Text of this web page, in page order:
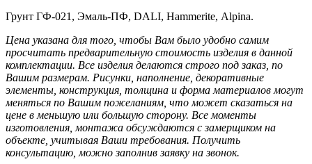
Грунт ГФ-021, Эмаль-ПФ, DALI, Hammerite, Alpina.
Цена указана для того, чтобы Вам было удобно самим
просчитать предварительную стоимость изделия в данной
комплектации. Все изделия делаются строго под заказ, по
Вашим размерам. Рисунки, наполнение, декоративные
элементы, конструкция, толщина и форма материалов могут
меняться по Вашим пожеланиям, что может сказаться на
цене в меньшую или большую сторону. Все моменты
изготовления, монтажа обсуждаются с замерщиком на
объекте, учитывая Ваши требования. Получить
консультацию, можно заполнив заявку на звонок.